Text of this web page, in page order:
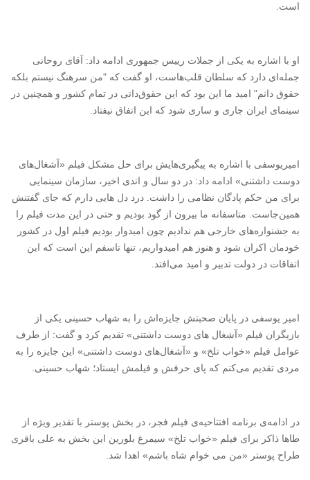
است.
او با اشاره به یکی از جملات رییس جمهوری ادامه داد: آقای روحانی
جمله‌ای دارد که سلطان قلب‌هاست، او گفت که "من سرهنگ نیستم بلکه
حقوق دانم" امید ما این بود که این حقوق‌دانی در تمام کشور و همچنین در
سینمای ایران جاری و ساری شود که این اتفاق نیفتاد.
امیریوسفی با اشاره به پیگیری‌هایش برای حل مشکل فیلم «آشغال‌های
دوست داشتنی» ادامه داد: در دو سال و اندی اخیر، سازمان سینمایی
برای من حکم پادگان نظامی را داشت. درد دل هایی دارم که جای گفتنش
همین‌جاست. متاسفانه ما بیرون از گود بودیم و حتی در این مدت فیلم را
به جشنواره‌های خارجی هم ندادیم چون امیدوار بودیم فیلم اول در کشور
خودمان اکران شود و هنوز هم امیدواریم، تنها تاسفم این است که این
اتفاقات در دولت تدبیر و امید می‌افتد.
امیر یوسفی در پایان صحبتش جایزه‌اش را به شهاب حسینی یکی از
بازیگران فیلم «آشغال های دوست داشتنی» تقدیم کرد و گفت: از طرف
عوامل فیلم «خواب تلخ» و «آشغال‌های دوست داشتنی» این جایزه را به
مردی تقدیم می‌کنم که پای حرفش و فیلمش ایستاد؛ شهاب حسینی.
در ادامه‌ی برنامه افتتاحیه‌ی فیلم فجر، در بخش پوستر با تقدیر ویژه از
طاها ذاکر برای فیلم «خواب تلخ» سیمرغ بلورین این بخش به علی باقری
طراح پوستر «من می خوام شاه باشم» اهدا شد.